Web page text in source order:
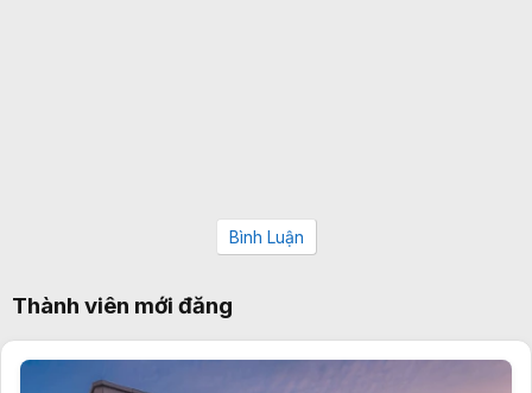
Bình Luận
Thành viên mới đăng